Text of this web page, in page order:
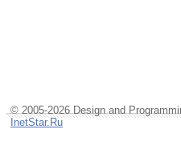
© 2005-2026 Design and
InetStar.Ru